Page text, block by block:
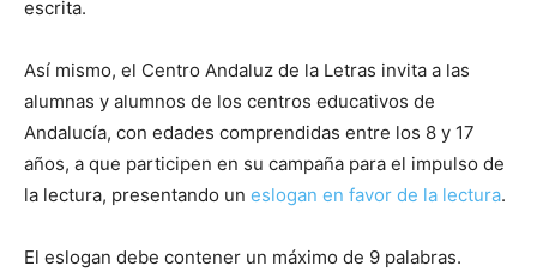
escrita.
Así mismo, el Centro Andaluz de la Letras invita a las
alumnas y alumnos de los centros educativos de
Andalucía, con edades comprendidas entre los 8 y 17
años, a que participen en su campaña para el impulso de
la lectura, presentando un eslogan en favor de la lectura.
El eslogan debe contener un máximo de 9 palabras.